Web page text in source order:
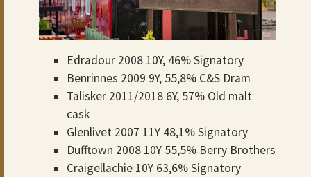
Edradour 2008 10Y, 46% Signatory
Benrinnes 2009 9Y, 55,8% C&S Dram
Talisker 2011/2018 6Y, 57% Old malt
cask
Glenlivet 2007 11Y 48,1% Signatory
Dufftown 2008 10Y 55,5% Berry Brothers
Craigellachie 10Y 63,6% Signatory